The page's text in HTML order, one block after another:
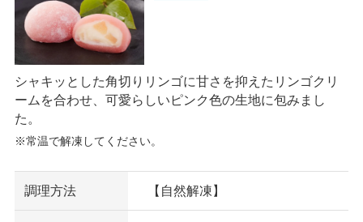
シャキッとした角切りリンゴに甘さを抑えたリンゴクリ
ームを合わせ、可愛らしいピンク色の生地に包みまし
た。
※常温で解凍してください。
調理方法 【自然解凍】